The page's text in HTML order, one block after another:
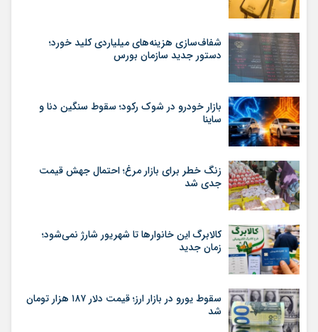
شفاف‌سازی هزینه‌های میلیاردی کلید خورد؛
دستور جدید سازمان بورس
بازار خودرو در شوک رکود؛ سقوط سنگین دنا و
ساینا
زنگ خطر برای بازار مرغ؛ احتمال جهش قیمت
جدی شد
کالابرگ این خانوارها تا شهریور شارژ نمی‌شود؛
زمان جدید
سقوط یورو در بازار ارز؛ قیمت دلار ۱۸۷ هزار تومان
شد